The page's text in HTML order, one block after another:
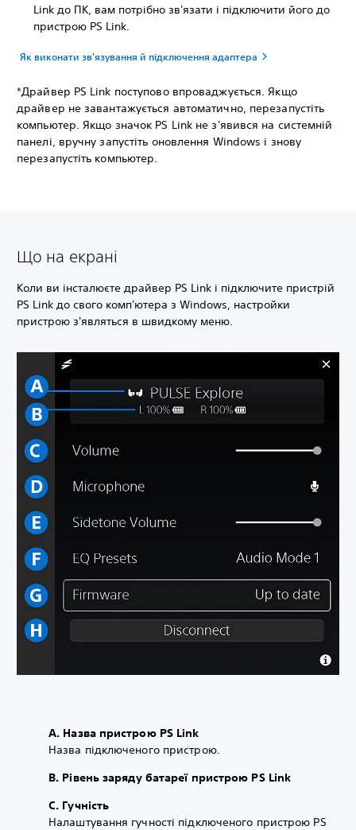
Link до ПК, вам потрібно зв'язати і підключити його до
пристрою PS Link.
Як виконати зв'язування й підключення адаптера
*Драйвер PS Link поступово впроваджується. Якщо
драйвер не завантажується автоматично, перезапустіть
компьютер. Якщо значок PS Link не з'явився на системній
панелі, вручну запустіть оновлення Windows і знову
перезапустіть компьютер.
Що на екрані
Коли ви інсталюєте драйвер PS Link і підключите пристрій
PS Link до свого комп'ютера з Windows, настройки
пристрою з'являться в швидкому меню.
A. Назва пристрою PS Link
Назва підключеного пристрою.
B. Рівень заряду батареї пристрою PS Link
C. Гучність
Налаштування гучності підключеного пристрою PS